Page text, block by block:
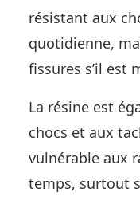
résistant aux
quotidienne,
fissures s’il est
La résine est
chocs et aux
vulnérable aux
temps, surtout